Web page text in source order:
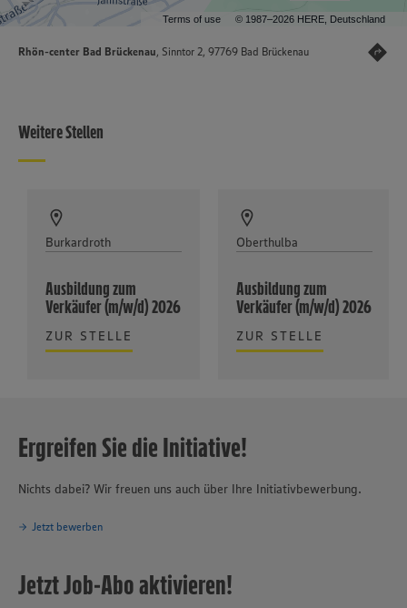
Terms of use © 1987–2026 HERE, Deutschland
Rhön-center Bad Brückenau, Sinntor 2, 97769 Bad Brückenau
Weitere Stellen
Burkardroth
Ausbildung zum
Verkäufer (m/w/d) 2026
ZUR STELLE
Oberthulba
Ausbildung zum
Verkäufer (m/w/d) 2026
ZUR STELLE
Ergreifen Sie die Initiative!
Nichts dabei? Wir freuen uns auch über Ihre Initiativbewerbung.
Jetzt bewerben
Jetzt Job-Abo aktivieren!